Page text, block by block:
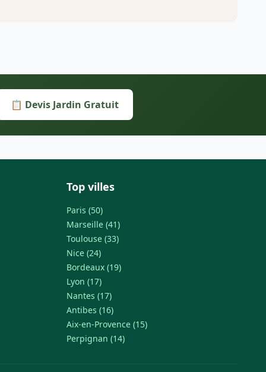
📋 Devis Jardin Gratuit
Top villes
Paris (50)
Marseille (41)
Toulouse (33)
Nice (24)
Bordeaux (19)
Lyon (17)
Nantes (17)
Antibes (16)
Aix-en-Provence (15)
Perpignan (14)